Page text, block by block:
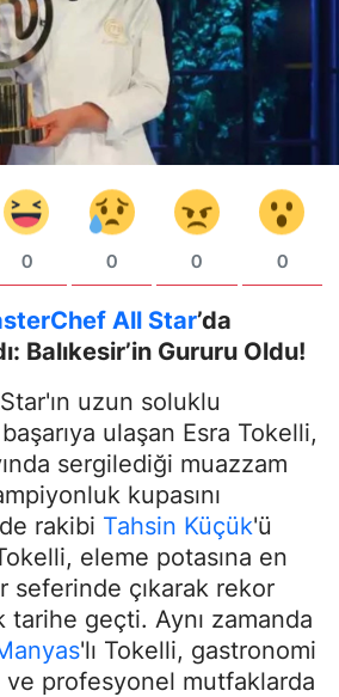
0 0 0 0
All Star’da
Balıkesir’in Gururu Oldu!
uzun soluklu
ulaşan Esra Tokelli,
sergilediği muazzam
kupasını
rakibi Tahsin Küçük'ü
eleme potasına en
seferinde çıkarak rekor
tarihe geçti. Aynı zamanda
'lı Tokelli, gastronomi
ve profesyonel mutfaklarda